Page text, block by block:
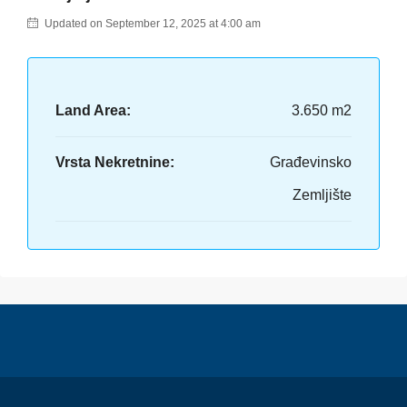
Updated on September 12, 2025 at 4:00 am
Land Area: 3.650 m2
Vrsta Nekretnine: Građevinsko
Zemljište